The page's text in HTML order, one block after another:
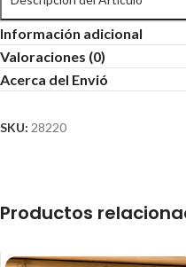
Información adicional
Valoraciones (0)
Acerca del Envió
SKU: 28220
Productos